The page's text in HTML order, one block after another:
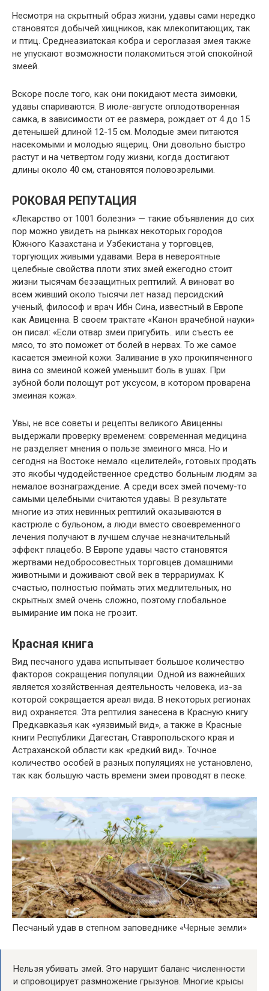
Несмотря на скрытный образ жизни, удавы сами нередко
становятся добычей хищников, как млекопитающих, так
и птиц. Среднеазиатская кобра и сероглазая змея также
не упускают возможности полакомиться этой спокойной
змеей.
Вскоре после того, как они покидают места зимовки,
удавы спариваются. В июле-августе оплодотворенная
самка, в зависимости от ее размера, рождает от 4 до 15
детенышей длиной 12-15 см. Молодые змеи питаются
насекомыми и молодью ящериц. Они довольно быстро
растут и на четвертом году жизни, когда достигают
длины около 40 см, становятся половозрелыми.
РОКОВАЯ РЕПУТАЦИЯ
«Лекарство от 1001 болезни» — такие объявления до сих
пор можно увидеть на рынках некоторых городов
Южного Казахстана и Узбекистана у торговцев,
торгующих живыми удавами. Вера в невероятные
целебные свойства плоти этих змей ежегодно стоит
жизни тысячам беззащитных рептилий. А виноват во
всем живший около тысячи лет назад персидский
ученый, философ и врач Ибн Сина, известный в Европе
как Авиценна. В своем трактате «Канон врачебной науки»
он писал: «Если отвар змеи пригубить.. или съесть ее
мясо, то это поможет от болей в нервах. То же самое
касается змеиной кожи. Заливание в ухо прокипяченного
вина со змеиной кожей уменьшит боль в ушах. При
зубной боли полощут рот уксусом, в котором проварена
змеиная кожа».
Увы, не все советы и рецепты великого Авиценны
выдержали проверку временем: современная медицина
не разделяет мнения о пользе змеиного мяса. Но и
сегодня на Востоке немало «целителей», готовых продать
это якобы чудодейственное средство больным людям за
немалое вознаграждение. А среди всех змей почему-то
самыми целебными считаются удавы. В результате
многие из этих невинных рептилий оказываются в
кастрюле с бульоном, а люди вместо своевременного
лечения получают в лучшем случае незначительный
эффект плацебо. В Европе удавы часто становятся
жертвами недобросовестных торговцев домашними
животными и доживают свой век в террариумах. К
счастью, полностью поймать этих медлительных, но
скрытных змей очень сложно, поэтому глобальное
вымирание им пока не грозит.
Красная книга
Вид песчаного удава испытывает большое количество
факторов сокращения популяции. Одной из важнейших
является хозяйственная деятельность человека, из-за
которой сокращается ареал вида. В некоторых регионах
вид охраняется. Эта рептилия занесена в Красную книгу
Предкавказья как «уязвимый вид», а также в Красные
книги Республики Дагестан, Ставропольского края и
Астраханской области как «редкий вид». Точное
количество особей в разных популяциях не установлено,
так как большую часть времени змеи проводят в песке.
Песчаный удав в степном заповеднике «Черные земли»
Нельзя убивать змей. Это нарушит баланс численности
и спровоцирует размножение грызунов. Многие крысы